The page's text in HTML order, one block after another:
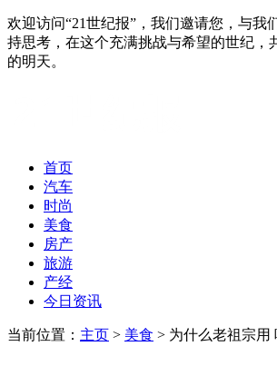
欢迎访问“21世纪报”，我们邀请您，与我
持思考，在这个充满挑战与希望的世纪，
的明天。
首页
汽车
时尚
美食
房产
旅游
产经
今日资讯
当前位置： 主页 > 美食 > 为什么老祖宗用